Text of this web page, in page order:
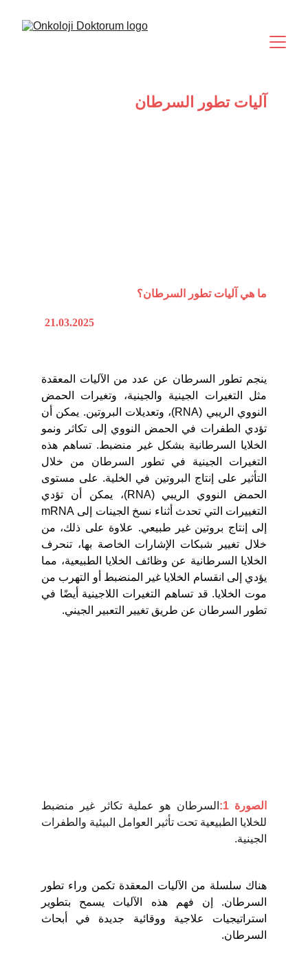
آليات تطور السرطان
21.03.2025
ما هي آليات تطور السرطان؟
ينجم تطور السرطان عن عدد من الآليات المعقدة
مثل التغيرات الجينية والجينية، وتغيرات الحمض
النووي الريبي (RNA)، وتعديلات البروتين. يمكن أن
تؤدي الطفرات في الحمض النووي إلى تكاثر ونمو
الخلايا السرطانية بشكل غير منضبط. تساهم هذه
التغيرات الجينية في تطور السرطان من خلال
التأثير على إنتاج البروتين في الخلية. على مستوى
الحمض النووي الريبي (RNA)، يمكن أن تؤدي
التغييرات التي تحدث أثناء نسخ الجينات إلى mRNA
إلى إنتاج بروتين غير طبيعي. علاوة على ذلك، من
خلال تغيير شبكات الإشارات الخاصة بها، تنحرف
الخلايا السرطانية عن وظائف الخلايا الطبيعية، مما
يؤدي إلى انقسام الخلايا غير المنضبط أو التهرب من
موت الخلايا. قد تساهم التغيرات اللاجينية أيضًا في
تطور السرطان عن طريق تغيير التعبير الجيني.
الصورة 1:
السرطان هو عملية تكاثر غير منضبط
للخلايا الطبيعية تحت تأثير العوامل البيئية والطفرات
الجينية.
هناك سلسلة من الآليات المعقدة تكمن وراء تطور
السرطان. إن فهم هذه الآليات يسمح بتطوير
استراتيجيات علاجية ووقائية جديدة في أبحاث
السرطان.